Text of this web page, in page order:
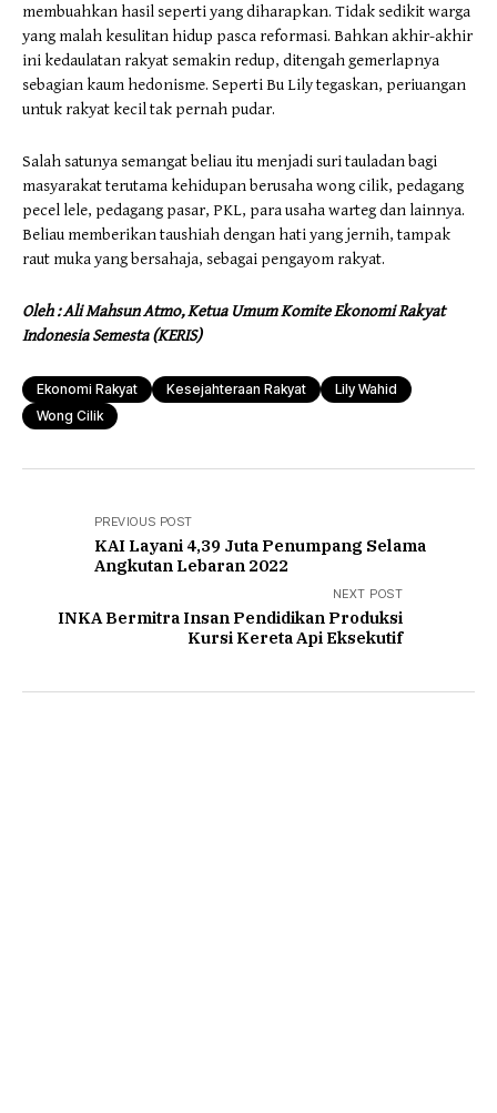
membuahkan hasil seperti yang diharapkan. Tidak sedikit warga
yang malah kesulitan hidup pasca reformasi. Bahkan akhir-akhir
ini kedaulatan rakyat semakin redup, ditengah gemerlapnya
sebagian kaum hedonisme. Seperti Bu Lily tegaskan, periuangan
untuk rakyat kecil tak pernah pudar.
Salah satunya semangat beliau itu menjadi suri tauladan bagi
masyarakat terutama kehidupan berusaha wong cilik, pedagang
pecel lele, pedagang pasar, PKL, para usaha warteg dan lainnya.
Beliau memberikan taushiah dengan hati yang jernih, tampak
raut muka yang bersahaja, sebagai pengayom rakyat.
Oleh : Ali Mahsun Atmo, Ketua Umum Komite Ekonomi Rakyat
Indonesia Semesta (KERIS)
Ekonomi Rakyat Kesejahteraan Rakyat
Lily Wahid
Wong Cilik
PREVIOUS POST
KAI Layani 4,39 Juta Penumpang Selama
Angkutan Lebaran 2022
NEXT POST
INKA Bermitra Insan Pendidikan Produksi
Kursi Kereta Api Eksekutif